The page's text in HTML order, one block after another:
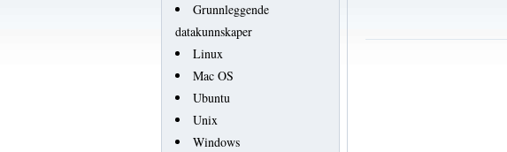
Grunnleggende
datakunnskaper
Linux
Mac OS
Ubuntu
Unix
Windows